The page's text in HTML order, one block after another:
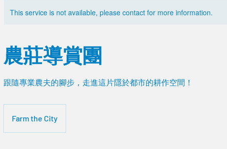
This service is not available, please contact for more information.
農莊導賞團
跟隨專業農夫的腳步，走進這片隱於都市的耕作空間！
Farm the City